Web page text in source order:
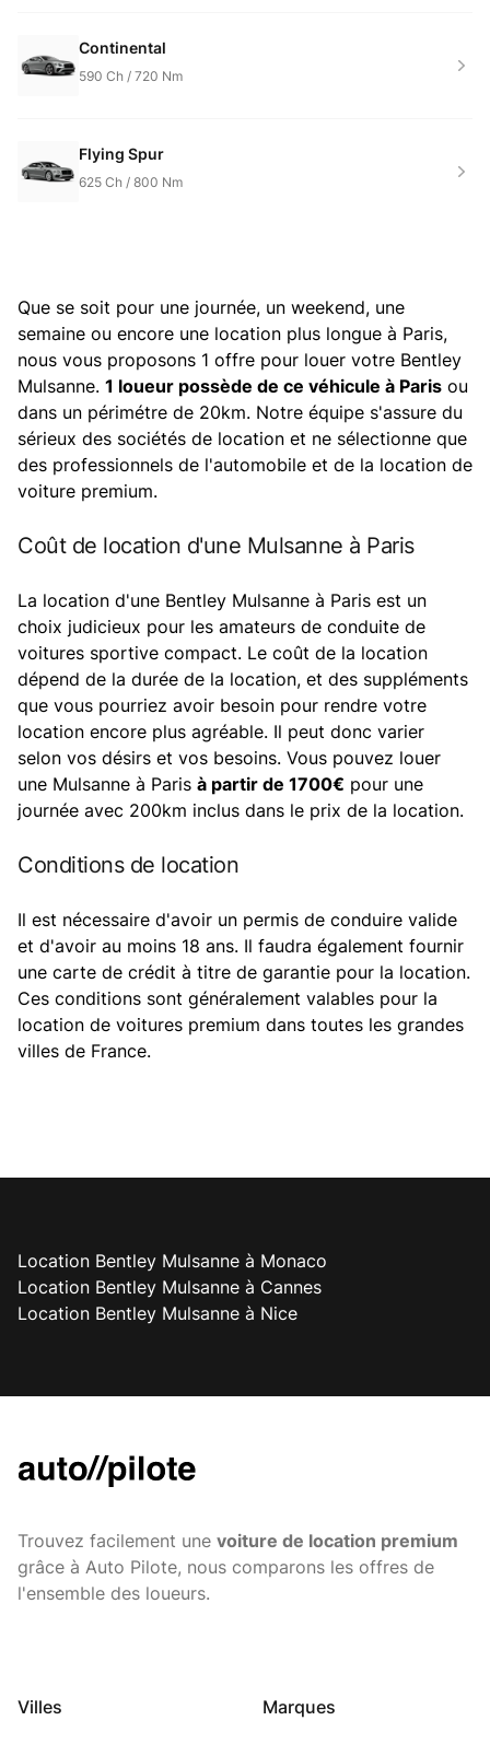
Continental
590 Ch / 720 Nm
Flying Spur
625 Ch / 800 Nm
Que se soit pour une journée, un weekend, une
semaine ou encore une location plus longue à Paris,
nous vous proposons 1 offre pour louer votre Bentley
Mulsanne. 1 loueur possède de ce véhicule à Paris ou
dans un périmétre de 20km. Notre équipe s'assure du
sérieux des sociétés de location et ne sélectionne que
des professionnels de l'automobile et de la location de
voiture premium.
Coût de location d'une Mulsanne à Paris
La location d'une Bentley Mulsanne à Paris est un
choix judicieux pour les amateurs de conduite de
voitures sportive compact. Le coût de la location
dépend de la durée de la location, et des suppléments
que vous pourriez avoir besoin pour rendre votre
location encore plus agréable. Il peut donc varier
selon vos désirs et vos besoins. Vous pouvez louer
une Mulsanne à Paris à partir de 1700€ pour une
journée avec 200km inclus dans le prix de la location.
Conditions de location
Il est nécessaire d'avoir un permis de conduire valide
et d'avoir au moins 18 ans. Il faudra également fournir
une carte de crédit à titre de garantie pour la location.
Ces conditions sont généralement valables pour la
location de voitures premium dans toutes les grandes
villes de France.
Location Bentley Mulsanne à Monaco
Location Bentley Mulsanne à Cannes
Location Bentley Mulsanne à Nice
Trouvez facilement une voiture de location premium
grâce à Auto Pilote, nous comparons les offres de
l'ensemble des loueurs.
Villes
Marques